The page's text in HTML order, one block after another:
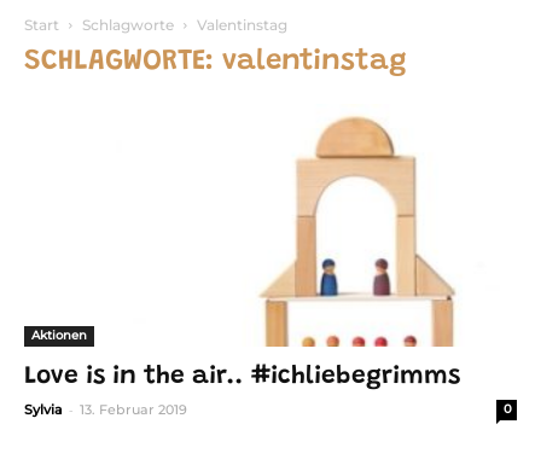
Start Schlagworte Valentinstag
SCHLAGWORTE: valentinstag
Aktionen
Love is in the air.. #ichliebegrimms
Sylvia - 13. Februar 2019 0